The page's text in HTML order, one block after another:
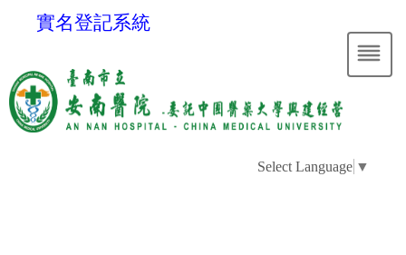
實名登記系統
Select Language ▼